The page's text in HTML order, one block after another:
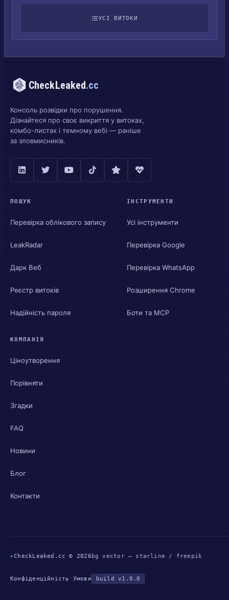
УСІ ВИТОКИ
CheckLeaked.cc
Консоль розвідки про порушення.
Дізнайтеся про своє викриття у витоках,
комбо-листах і темному вебі — раніше
за зловмисників.
ПОШУК
Перевірка облікового запису
LeakRadar
Дарк Веб
Реєстр витоків
Надійність пароля
ІНСТРУМЕНТИ
Усі інструменти
Перевірка Google
Перевірка WhatsApp
Розширення Chrome
Боти та MCP
КОМПАНІЯ
Ціноутворення
Порівняти
Згадки
FAQ
Новини
Блог
Контакти
▸CheckLeaked.cc © 2026 bg vector — starline / freepik
Конфіденційність · Умови build v1.0.0